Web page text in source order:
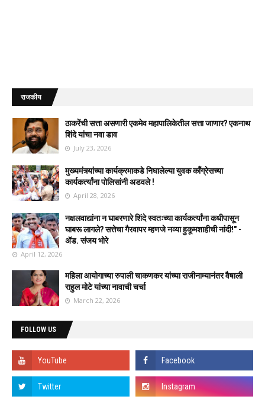
राजकीय
ठाकरेंची सत्ता असणारी एकमेव महापालिकेतील सत्ता जाणार? एकनाथ
शिंदे यांचा नवा डाव
July 23, 2026
मुख्यमंत्र्यांच्या कार्यक्रमाकडे निघालेल्या युवक काँग्रेसच्या
कार्यकर्त्यांना पोलिसांनी अडवले !
April 28, 2026
नक्षलवाद्यांना न घाबरणारे शिंदे स्वतःच्या कार्यकर्त्यांना कधीपासून
घाबरू लागले? सत्तेचा गैरवापर म्हणजे नव्या हुकूमशाहीची नांदी!" -
ॲड. संजय भोरे
April 12, 2026
महिला आयोगाच्या रुपाली चाकणकर यांच्या राजीनाम्यानंतर वैषाली
राहुल मोटे यांच्या नावाची चर्चा
March 22, 2026
FOLLOW US